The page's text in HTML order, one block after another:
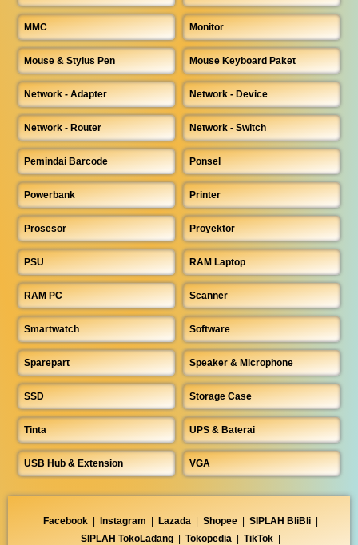
MMC Monitor
Mouse & Stylus Pen Mouse Keyboard Paket
Network - Adapter Network - Device
Network - Router Network - Switch
Pemindai Barcode Ponsel
Powerbank Printer
Prosesor Proyektor
PSU RAM Laptop
RAM PC Scanner
Smartwatch Software
Sparepart Speaker & Microphone
SSD Storage Case
Tinta UPS & Baterai
USB Hub & Extension VGA
Facebook Instagram Lazada Shopee SIPLAH BliBli
SIPLAH TokoLadang
Tokopedia TikTok